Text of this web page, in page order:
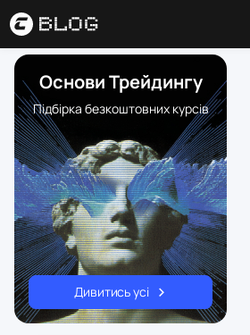
Основи Трейдингу
Підбірка безкоштовних курсів
Дивитись усі